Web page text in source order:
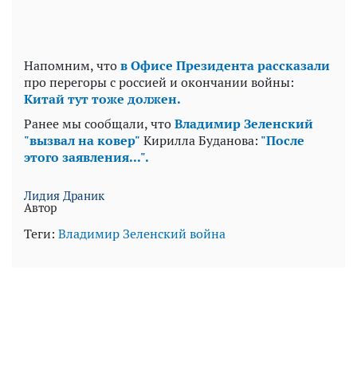
Напомним, чтов Офисе Президента рассказали
про перегоры с россией и окончании войны:
Китай тут тоже должен.
Ранее мы сообщали, чтоВладимир Зеленский
"вызвал на ковер" Кирилла Буданова: "После
этого заявления...".
Лидия Драник
Автор
Теги: Владимир Зеленский война